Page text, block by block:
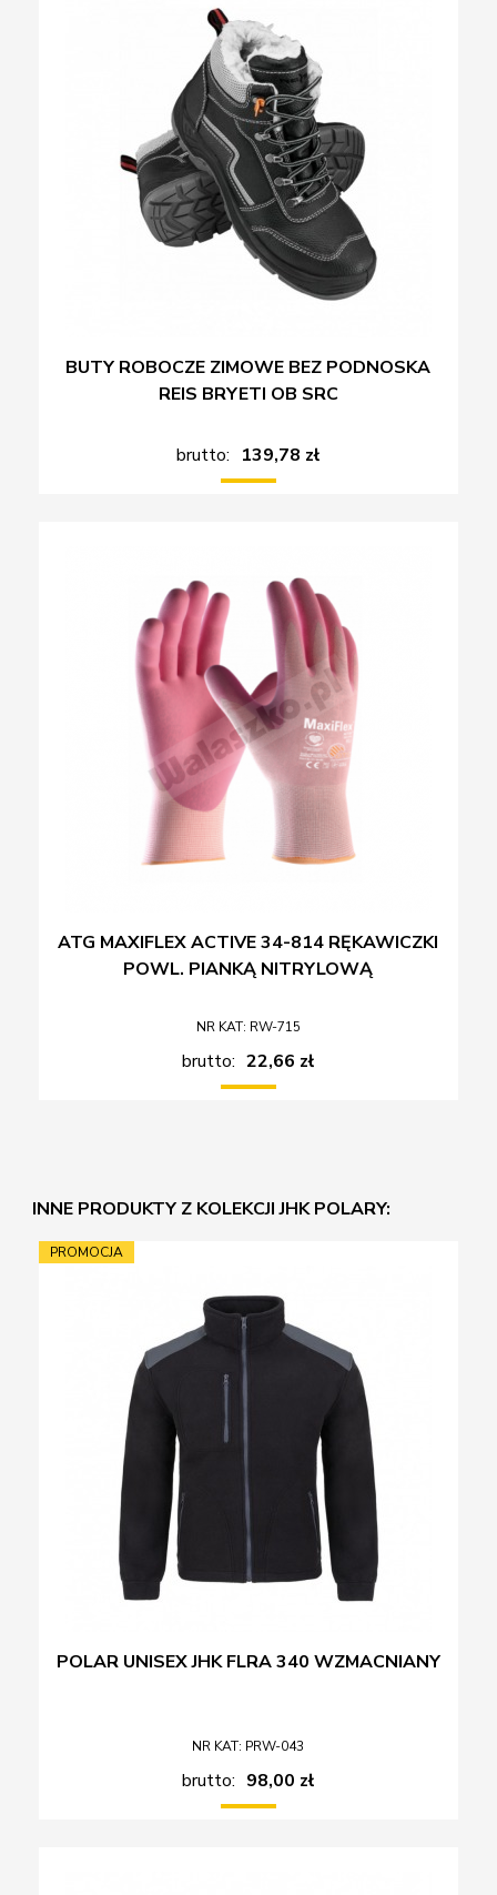
BUTY ROBOCZE ZIMOWE BEZ PODNOSKA
REIS BRYETI OB SRC
brutto: 139,78 zł
ATG MAXIFLEX ACTIVE 34-814 RĘKAWICZKI
POWL. PIANKĄ NITRYLOWĄ
NR KAT: RW-715
brutto: 22,66 zł
INNE PRODUKTY Z KOLEKCJI JHK POLARY:
PROMOCJA
POLAR UNISEX JHK FLRA 340 WZMACNIANY
NR KAT: PRW-043
brutto: 98,00 zł